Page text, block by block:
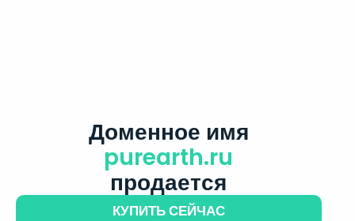
Доменное имя
purearth.ru
продается
КУПИТЬ СЕЙЧАС